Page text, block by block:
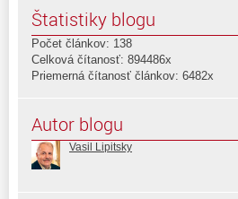
Štatistiky blogu
Počet článkov: 138
Celková čítanosť: 894486x
Priemerná čítanosť článkov: 6482x
Autor blogu
Vasil Lipitsky